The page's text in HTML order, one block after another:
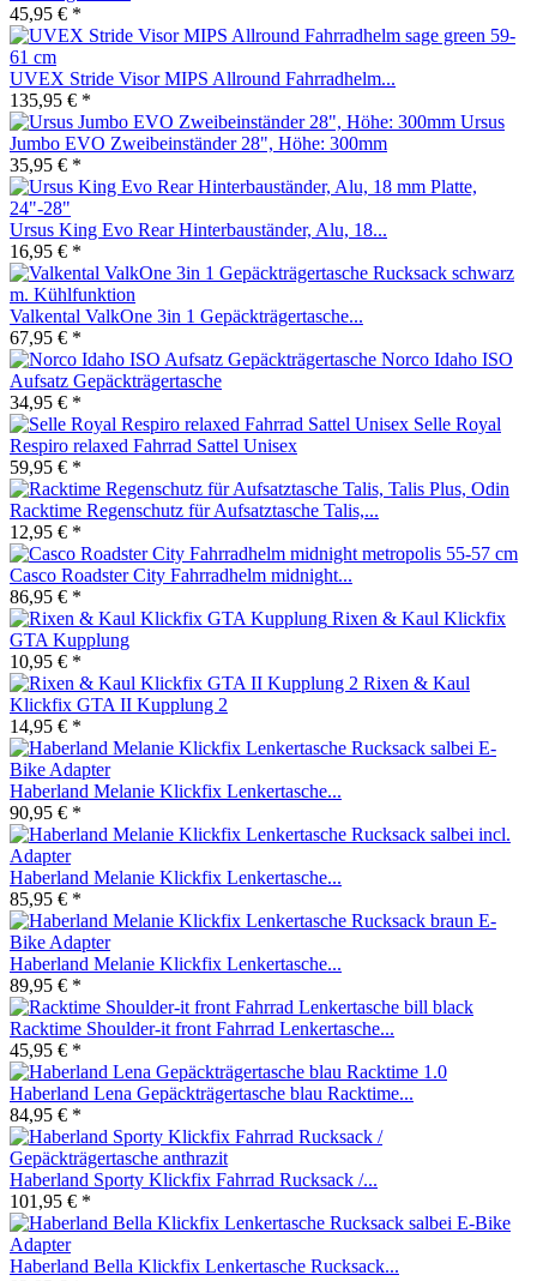
45,95 € *
UVEX Stride Visor MIPS Allround Fahrradhelm...
135,95 € *
Ursus
Jumbo EVO Zweibeinständer 28", Höhe: 300mm
35,95 € *
Ursus King Evo Rear Hinterbauständer, Alu, 18...
16,95 € *
Valkental ValkOne 3in 1 Gepäckträgertasche...
67,95 € *
Norco Idaho ISO
Aufsatz Gepäckträgertasche
34,95 € *
Selle Royal
Respiro relaxed Fahrrad Sattel Unisex
59,95 € *
Racktime Regenschutz für Aufsatztasche Talis,...
12,95 € *
Casco Roadster City Fahrradhelm midnight...
86,95 € *
Rixen & Kaul Klickfix
GTA Kupplung
10,95 € *
Rixen & Kaul
Klickfix GTA II Kupplung 2
14,95 € *
Haberland Melanie Klickfix Lenkertasche...
90,95 € *
Haberland Melanie Klickfix Lenkertasche...
85,95 € *
Haberland Melanie Klickfix Lenkertasche...
89,95 € *
Racktime Shoulder-it front Fahrrad Lenkertasche...
45,95 € *
Haberland Lena Gepäckträgertasche blau Racktime...
84,95 € *
Haberland Sporty Klickfix Fahrrad Rucksack /...
101,95 € *
Haberland Bella Klickfix Lenkertasche Rucksack...